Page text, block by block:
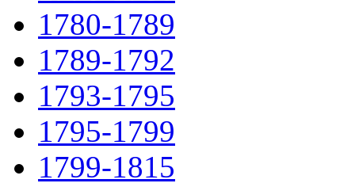
1780-1789
1789-1792
1793-1795
1795-1799
1799-1815